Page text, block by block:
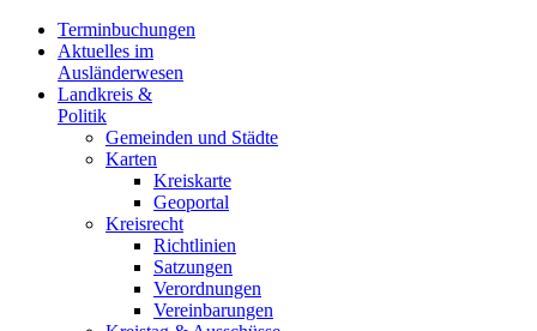
Terminbuchungen
Aktuelles im
Ausländerwesen
Landkreis &
Politik
Gemeinden und Städte
Karten
Kreiskarte
Geoportal
Kreisrecht
Richtlinien
Satzungen
Verordnungen
Vereinbarungen